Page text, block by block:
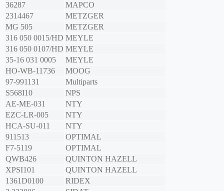
36287
MAPCO
2314467
METZGER
MG 505
METZGER
316 050 0015/HD MEYLE
316 050 0107/HD MEYLE
35-16 031 0005
MEYLE
HO-WB-11736
MOOG
97-991131
Multiparts
S568I10
NPS
AE-ME-031
NTY
EZC-LR-005
NTY
HCA-SU-011
NTY
911513
OPTIMAL
F7-5119
OPTIMAL
QWB426
QUINTON HAZELL
XPSI101
QUINTON HAZELL
1361D0100
RIDEX